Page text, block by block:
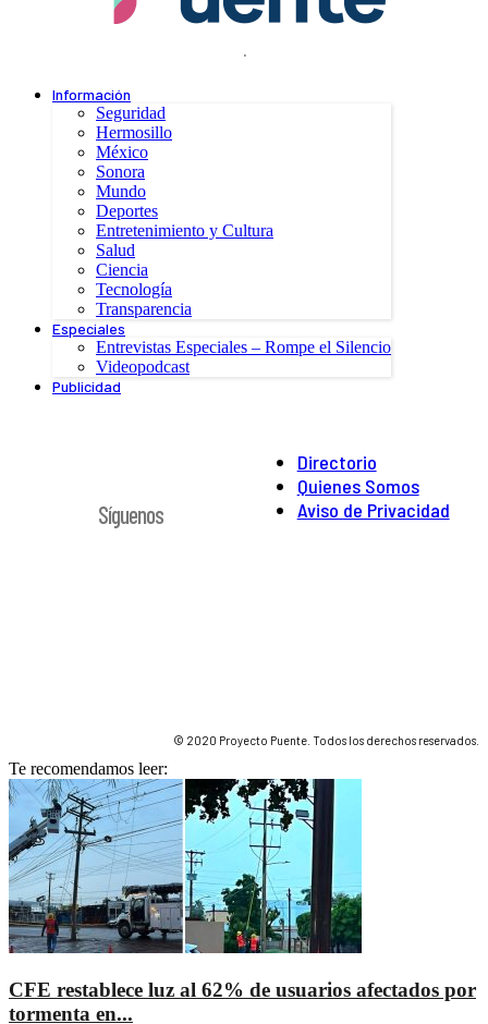
.
Información
Seguridad
Hermosillo
México
Sonora
Mundo
Deportes
Entretenimiento y Cultura
Salud
Ciencia
Tecnología
Transparencia
Especiales
Entrevistas Especiales – Rompe el Silencio
Videopodcast
Publicidad
Directorio
Quienes Somos
Aviso de Privacidad
Síguenos
© 2020 Proyecto Puente. Todos los derechos reservados.
Te recomendamos leer:
CFE restablece luz al 62% de usuarios afectados por
tormenta en...